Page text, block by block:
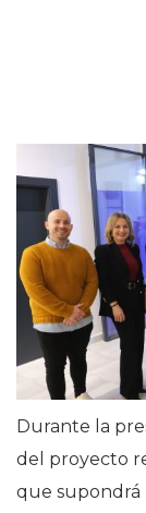
Durante la
del proyecto
que supondrá